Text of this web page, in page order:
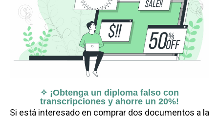
✧ ¡Obtenga un diploma falso con
transcripciones y ahorre un 20%!
Si está interesado en comprar dos documentos a la